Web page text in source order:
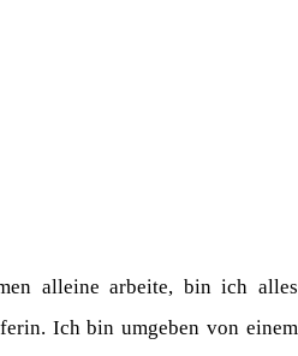
alleine arbeite, bin ich alles
Ich bin umgeben von einem